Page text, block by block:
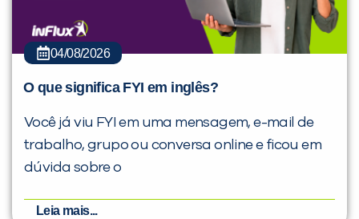
04/08/2026
O que significa FYI em inglês?
Você já viu FYI em uma mensagem, e-mail de
trabalho, grupo ou conversa online e ficou em
dúvida sobre o
Leia mais...